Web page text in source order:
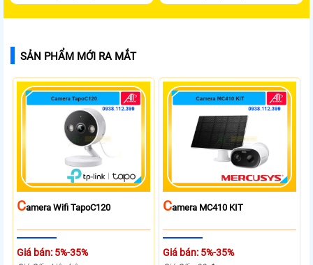
SẢN PHẨM MỚI RA MẮT
CAmera Wifi TapoC120
Giá bán: 5%-35%
CAmera MC410 KIT
Giá bán: 5%-35%